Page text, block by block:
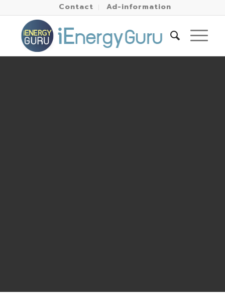
Contact Ad-information